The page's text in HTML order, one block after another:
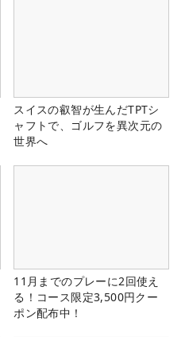
スイスの叡智が生んだTPTシ
ャフトで、ゴルフを異次元の
世界へ
11月までのプレーに2回使え
る！コース限定3,500円クー
ポン配布中！